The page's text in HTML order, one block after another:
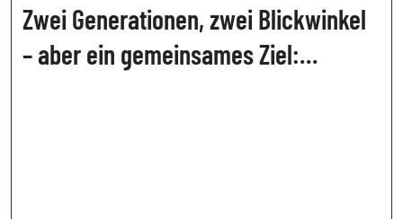
Zwei Generationen, zwei Blickwinkel
– aber ein gemeinsames Ziel: